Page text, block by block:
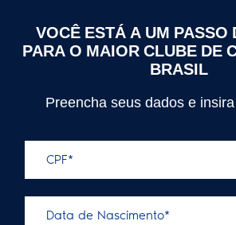
VOCÊ ESTÁ A UM PASSO
PARA O MAIOR CLUBE DE
BRASIL
Preencha seus dados e